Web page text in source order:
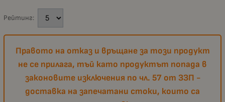
Рейтинг:
Правото на отказ и връщане за този продукт
не се прилага, тъй като продуктът попада в
законовите изключения по чл. 57 от ЗЗП -
доставка на запечатани стоки, които са